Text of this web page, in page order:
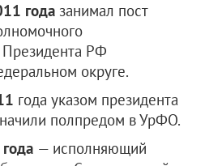
года занимал пост
Президента РФ
округе.
года указом президента
полпредом в УрФО.
— исполняющий